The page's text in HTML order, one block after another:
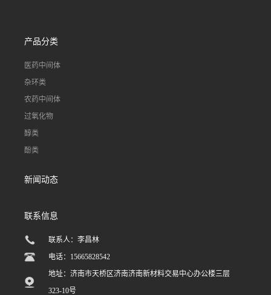
产品分类
医药中间体
杂环类
农药中间体
过氧化物
醇类
酚类
新闻动态
联系信息
联系人：李昌林
电话：15665828542
地址：济南市天桥区济南济南新材料交易中心办公楼三层
323-10号